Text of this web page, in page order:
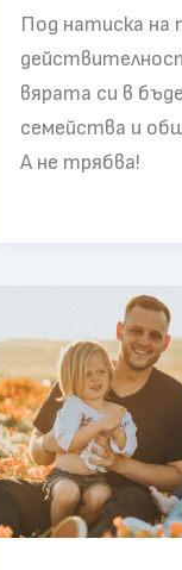
Под натиска на
вярата си в
семейства и
А не трябва!